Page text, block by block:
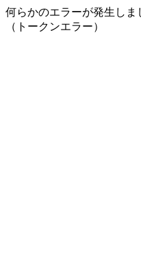
何らかのエラーが発生し
（トークンエラー）